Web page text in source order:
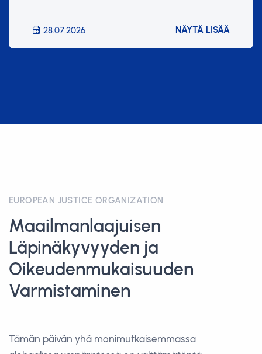
28.07.2026 NÄYTÄ LISÄÄ
EUROPEAN JUSTICE ORGANIZATION
Maailmanlaajuisen
Läpinäkyvyyden ja
Oikeudenmukaisuuden
Varmistaminen
Tämän päivän yhä monimutkaisemmassa